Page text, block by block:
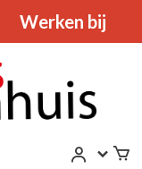
Werken bij